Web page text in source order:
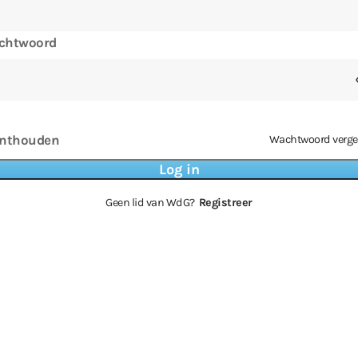
Wachtwoord
Geen lid van WdG? Registreer